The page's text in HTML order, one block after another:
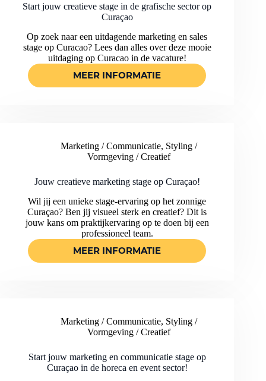
CURAÇAO
Start jouw creatieve stage in de grafische sector op
Curaçao
Op zoek naar een uitdagende marketing en sales
stage op Curacao? Lees dan alles over deze mooie
uitdaging op Curacao in de vacature!
MEER INFORMATIE
START
GRAFISCHE
SECTOR
CURAÇAO
Marketing / Communicatie, Styling /
Vormgeving / Creatief
Jouw creatieve marketing stage op Curaçao!
Wil jij een unieke stage-ervaring op het zonnige
Curaçao? Ben jij visueel sterk en creatief? Dit is
jouw kans om praktijkervaring op te doen bij een
professioneel team.
MEER INFORMATIE
JOUW
Marketing / Communicatie, Styling /
Vormgeving / Creatief
Start jouw marketing en communicatie stage op
Curaçao in de horeca en event sector!